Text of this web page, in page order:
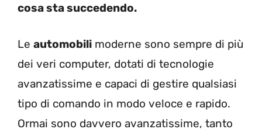
cosa sta succedendo.
Le automobili moderne sono sempre di più
dei veri computer, dotati di tecnologie
avanzatissime e capaci di gestire qualsiasi
tipo di comando in modo veloce e rapido.
Ormai sono davvero avanzatissime, tanto